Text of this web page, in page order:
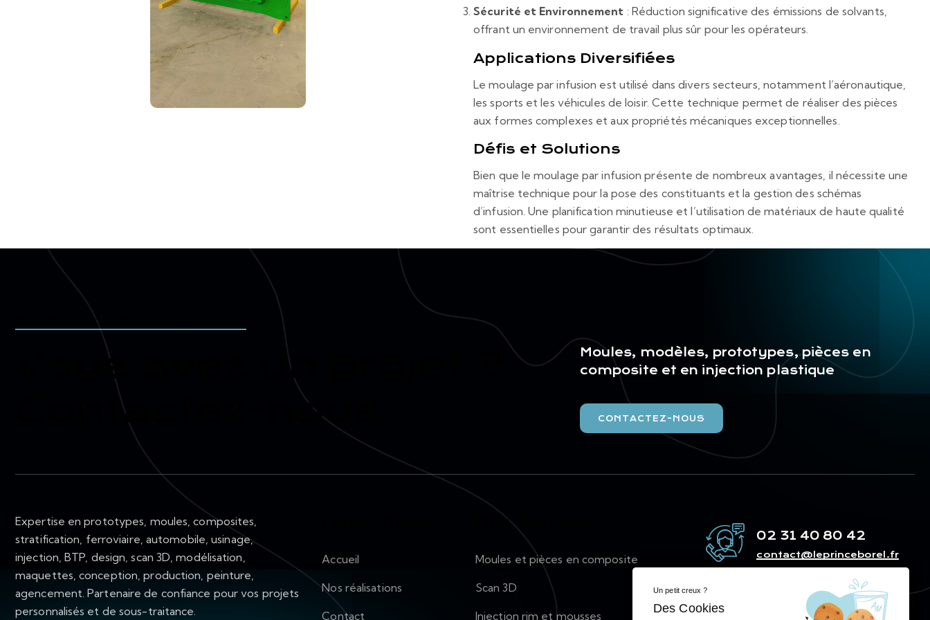
Sécurité et Environnement : Réduction significative des émissions de solvants,
offrant un environnement de travail plus sûr pour les opérateurs.
Applications Diversifiées
Le moulage par infusion est utilisé dans divers secteurs, notamment l’aéronautique,
les sports et les véhicules de loisir. Cette technique permet de réaliser des pièces
aux formes complexes et aux propriétés mécaniques exceptionnelles.
Défis et Solutions
Bien que le moulage par infusion présente de nombreux avantages, il nécessite une
maîtrise technique pour la pose des constituants et la gestion des schémas
d’infusion. Une planification minutieuse et l’utilisation de matériaux de haute qualité
sont essentielles pour garantir des résultats optimaux.
SPÉCIALISTE DU SUR-MESURE
Vous avez un projet ?
Contactez-nous
Moules, modèles, prototypes, pièces en
composite et en injection plastique
CONTACTEZ-NOUS
Expertise en prototypes, moules, composites,
stratification, ferroviaire, automobile, usinage,
injection, BTP, design, scan 3D, modélisation,
maquettes, conception, production, peinture,
agencement. Partenaire de confiance pour vos projets
personnalisés et de sous-traitance.
Accueil
Nos réalisations
Contact
Nos Services
Moules et pièces en composite
Scan 3D
Injection rim et mousses
02 31 40 80 42
contact@leprinceborel.fr
Un petit creux ?
Des Cookies